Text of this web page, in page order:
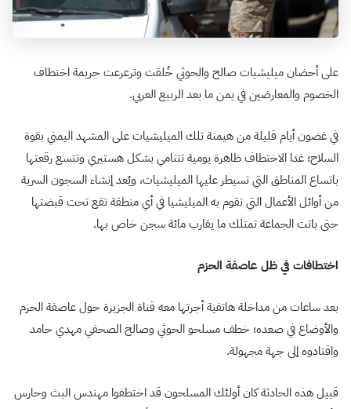
على أحضان ميليشيات صالح والحوثي خُلقت وترعرعت جريمة اختطاف
الخصوم والمعارضين في يمن ما بعد الربيع العربي.
في غضون أيام قليلة من هيمنة تلك الميليشيات على المشهد اليمني بقوة
السلاح؛ غدا الاختطاف ظاهرة يومية تتنامي بشكل هستيري وتتسع رقعتها
باتساع المناطق التي تسيطر عليها الميليشيات، ويُعد إنشاء السجون السرية
من أوائل الأعمال التي تقوم به الميليشيا في أي منطقة تقع تحت قبضتها
حتى باتت الجماعة تمتلك ما يقارب مائة سجن خاص بها.
اختطافات في ظل عاصفة الحزم
بعد ساعات من مداخلة هاتفية أجرتها معه قناة الجزيرة حول عاصفة الحزم
والأوضاع في صعده؛ خطف مسلحو الحوثي وصالح الصحفي مهدي حامد
واقتادوه إلى جهة مجهولة.
قبيل هذه الحادثة كان أولئك المسلحون قد اختطفوا مهندس البث وحارس